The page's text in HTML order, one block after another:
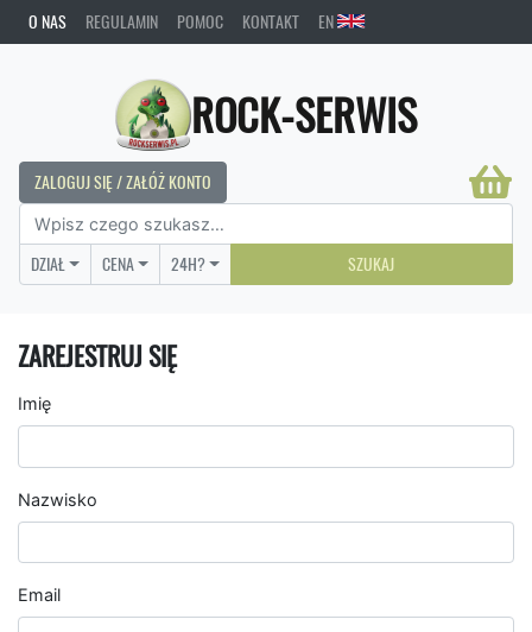
O NAS REGULAMIN POMOC KONTAKT EN
ROCK-SERWIS
ZALOGUJ SIĘ / ZAŁÓŻ KONTO
DZIAŁ CENA 24H? SZUKAJ
ZAREJESTRUJ SIĘ
Imię
Nazwisko
Email